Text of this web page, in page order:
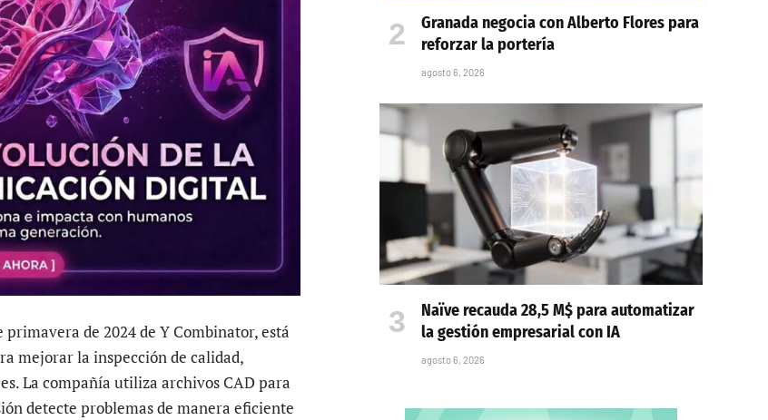
de 2024 de Y Combinator, está
mejorar la inspección de calidad,
La compañía utiliza archivos CAD para
detecte problemas de manera eficiente
Granada negocia con Alberto Flores para
reforzar la portería
agosto 6, 2026
Naïve recauda 28,5 M$ para automatizar
la gestión empresarial con IA
agosto 6, 2026